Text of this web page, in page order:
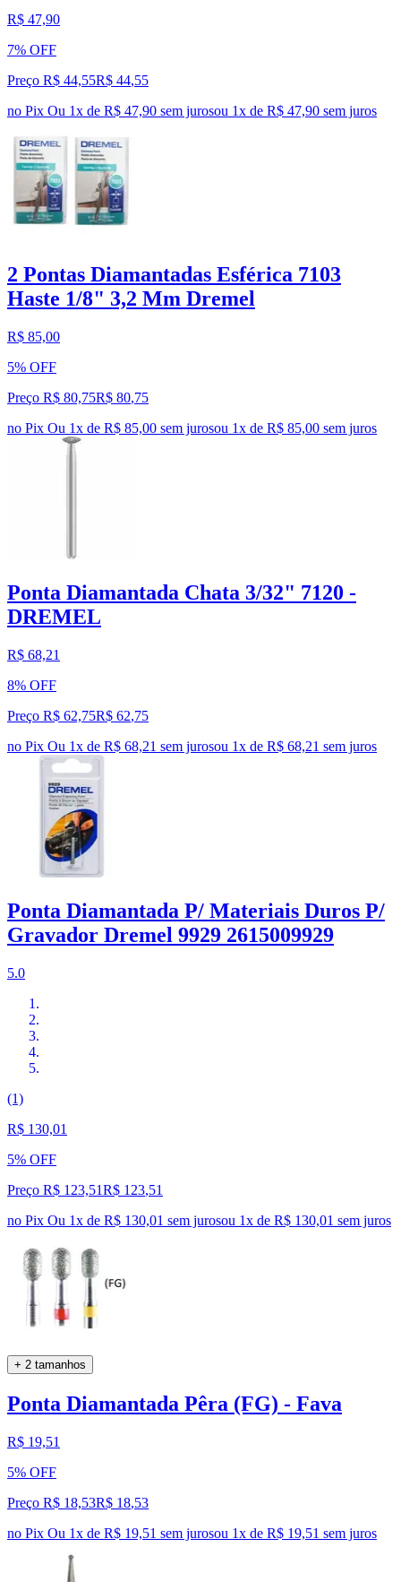
R$ 47,90
7% OFF
Preço R$ 44,55R$ 44,55
no Pix Ou 1x de R$ 47,90 sem jurosou 1x de R$ 47,90 sem juros
2 Pontas Diamantadas Esférica 7103
Haste 1/8" 3,2 Mm Dremel
R$ 85,00
5% OFF
Preço R$ 80,75R$ 80,75
no Pix Ou 1x de R$ 85,00 sem jurosou 1x de R$ 85,00 sem juros
Ponta Diamantada Chata 3/32" 7120 -
DREMEL
R$ 68,21
8% OFF
Preço R$ 62,75R$ 62,75
no Pix Ou 1x de R$ 68,21 sem jurosou 1x de R$ 68,21 sem juros
Ponta Diamantada P/ Materiais Duros P/
Gravador Dremel 9929 2615009929
5.0
(1)
R$ 130,01
5% OFF
Preço R$ 123,51R$ 123,51
no Pix Ou 1x de R$ 130,01 sem jurosou 1x de R$ 130,01 sem juros
+ 2 tamanhos
Ponta Diamantada Pêra (FG) - Fava
R$ 19,51
5% OFF
Preço R$ 18,53R$ 18,53
no Pix Ou 1x de R$ 19,51 sem jurosou 1x de R$ 19,51 sem juros